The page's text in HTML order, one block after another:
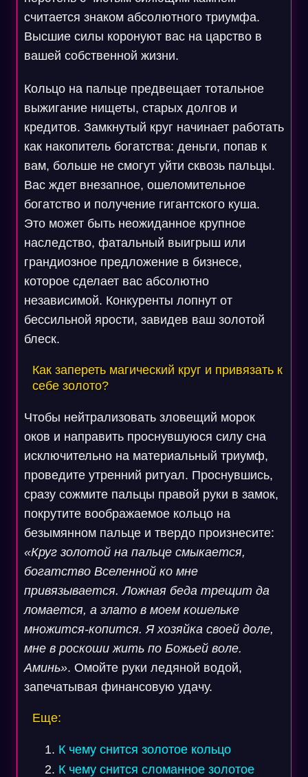
считается знаком абсолютного триумфа.
Высшие силы коронуют вас на царство в
вашей собственной жизни.
Кольцо на пальце предвещает тотальное
выжигание нищеты, старых долгов и
кредитов. Замкнутый круг начинает работать
как накопитель богатства: деньги, попав к
вам, больше не смогут уйти сквозь пальцы.
Вас ждет внезапное, ошеломительное
богатство и получение гигантского куша.
Это может быть неожиданное крупное
наследство, фатальный выигрыш или
грандиозное предложение в бизнесе,
которое сделает вас абсолютно
независимой. Конкуренты лопнут от
бессильной ярости, завидев ваш золотой
блеск.
Как запереть магический круг и привязать к
себе золото?
Чтобы нейтрализовать зловещий морок
оков и направить проснувшуюся силу сна
исключительно на материальный триумф,
проведите утренний ритуал. Проснувшись,
сразу сожмите пальцы правой руки в замок,
покрутите воображаемое кольцо на
безымянном пальце и твердо произнесите:
«Круг золотой на пальце смыкается,
богатство Вселенной ко мне
привязывается. Ложная беда трещит да
ломается, а злато в моем кошельке
множится-копится. Я хозяйка своей доле,
мне в роскоши жить по Божьей воле.
Аминь». Омойте руки ледяной водой,
запечатывая финансовую удачу.
Еще:
К чему снится золотое кольцо
К чему снится сломанное золотое